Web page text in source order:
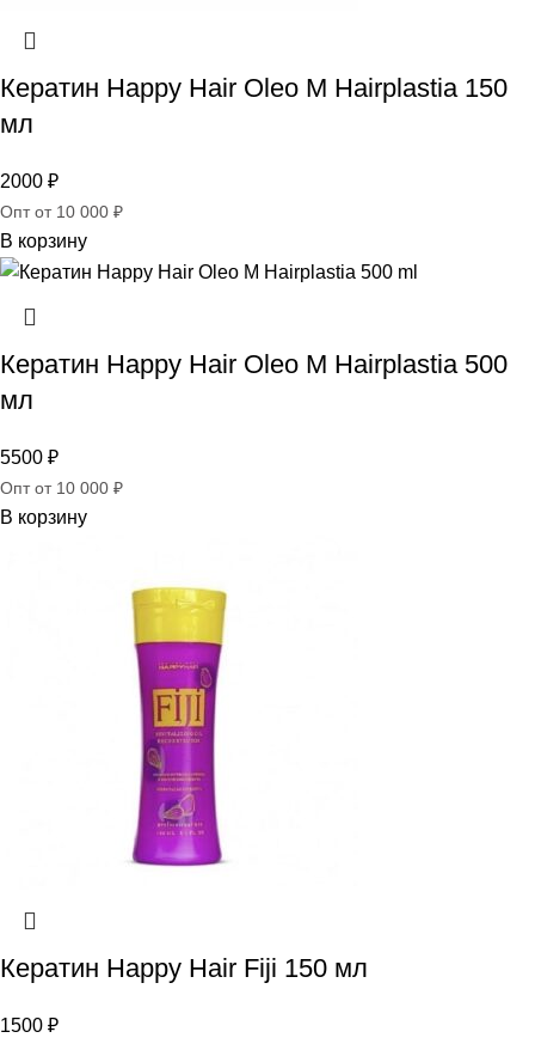
Кератин Happy Hair Oleo M Hairplastia 150
мл
2000 ₽
Опт от 10 000 ₽
В корзину
Кератин Happy Hair Oleo M Hairplastia 500
мл
5500 ₽
Опт от 10 000 ₽
В корзину
Кератин Happy Hair Fiji 150 мл
1500 ₽